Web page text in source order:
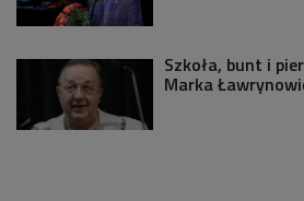
Szkoła, bunt i
Marka